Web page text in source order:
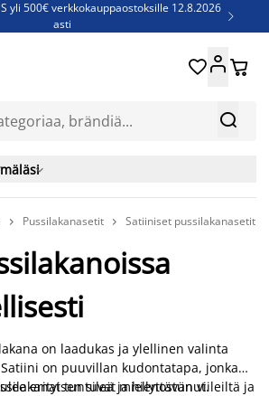
yli 500€ verkkokauppaostoksille 12.8.2026
asti

- Säästä jopa 60% 
 

 Pussilakanasetit  Satiiniset pussilakanasetit
on laadukas ja ylellinen valinta
on puuvillan kudontatapa, jonka
erityisen sileä ja hienostunut.
tuntuvat miellyttävän viileiltä ja